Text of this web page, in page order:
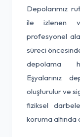
Depolarımız
ile izlenen
profesyonel
süreci
depolama
Eşyalarınız
oluşturulur ve
fiziksel
koruma altında